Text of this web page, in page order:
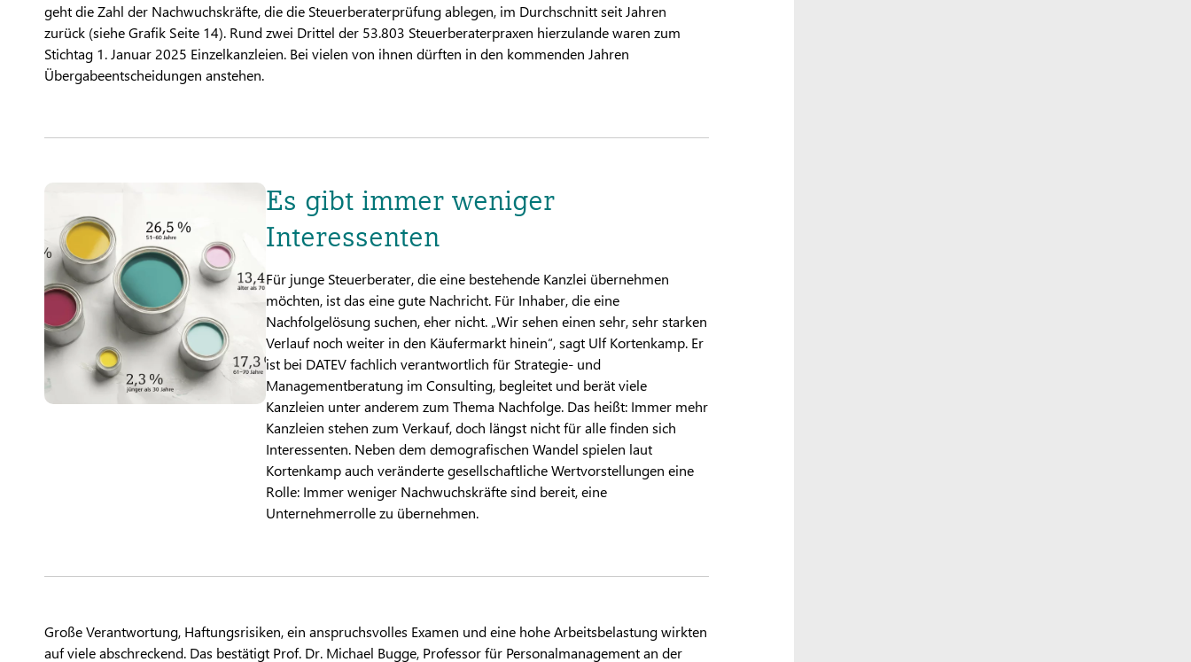
geht die Zahl der Nachwuchskräfte, die die Steuerberaterprüfung ablegen, im Durchschnitt seit Jahren
zurück (siehe Grafik Seite 14). Rund zwei Drittel der 53.803 Steuerberaterpraxen hierzulande waren zum
Stichtag 1. Januar 2025 Einzelkanzleien. Bei vielen von ihnen dürften in den kommenden Jahren
Übergabeentscheidungen anstehen.
Es gibt immer weniger
Interessenten
Für junge Steuerberater, die eine bestehende Kanzlei übernehmen
möchten, ist das eine gute Nachricht. Für Inhaber, die eine
Nachfolgelösung suchen, eher nicht. „Wir sehen einen sehr, sehr starken
Verlauf noch weiter in den Käufermarkt hinein“, sagt Ulf Kortenkamp. Er
ist bei DATEV fachlich verantwortlich für Strategie- und
Managementberatung im Consulting, begleitet und berät viele
Kanzleien unter anderem zum Thema Nachfolge. Das heißt: Immer mehr
Kanzleien stehen zum Verkauf, doch längst nicht für alle finden sich
Interessenten. Neben dem demografischen Wandel spielen laut
Kortenkamp auch veränderte gesellschaftliche Wertvorstellungen eine
Rolle: Immer weniger Nachwuchskräfte sind bereit, eine
Unternehmerrolle zu übernehmen.
Große Verantwortung, Haftungsrisiken, ein anspruchsvolles Examen und eine hohe Arbeitsbelastung wirkten
auf viele abschreckend. Das bestätigt Prof. Dr. Michael Bugge, Professor für Personalmanagement an der